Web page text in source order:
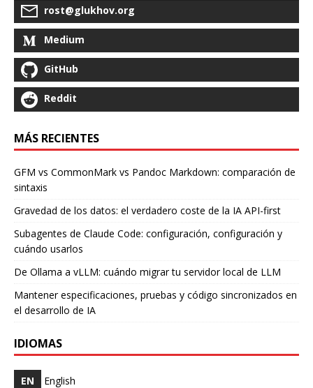
rost@glukhov.org
Medium
GitHub
Reddit
MÁS RECIENTES
GFM vs CommonMark vs Pandoc Markdown: comparación de
sintaxis
Gravedad de los datos: el verdadero coste de la IA API-first
Subagentes de Claude Code: configuración, configuración y
cuándo usarlos
De Ollama a vLLM: cuándo migrar tu servidor local de LLM
Mantener especificaciones, pruebas y código sincronizados en
el desarrollo de IA
IDIOMAS
EN English